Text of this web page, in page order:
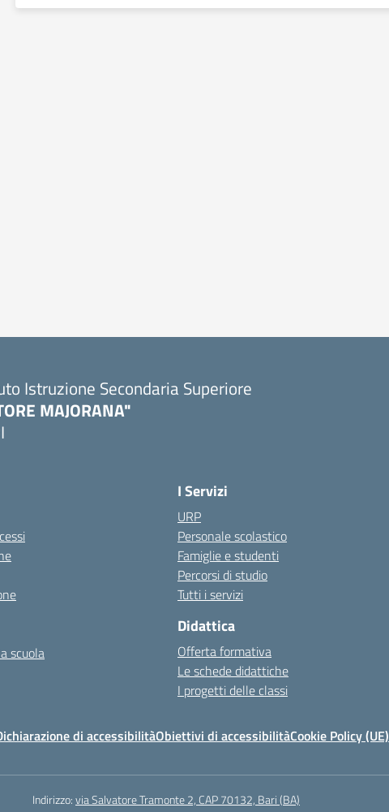
Istruzione Secondaria Superiore
MAJORANA"
scuola
I Servizi
URP
Personale scolastico
Famiglie e studenti
Percorsi di studio
Tutti i servizi
Didattica
Offerta formativa
Le schede didattiche
I progetti delle classi
di accessibilitàObiettivi di accessibilitàCookie Policy (UE)
Indirizzo:via Salvatore Tramonte 2, CAP 70132, Bari (BA)